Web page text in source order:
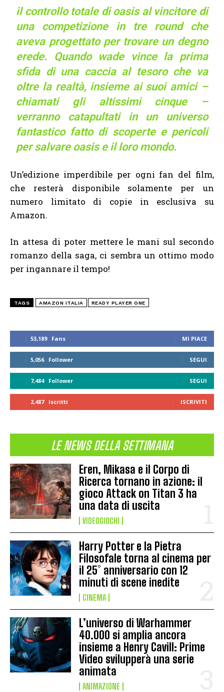
53,189 Fans MI PIACE
5,056 Follower SEGUI
7,484 Follower SEGUI
2,487 Iscritti ISCRIVITI
LE NEWS DELLA SETTIMANA
Eren, Mikasa e il Corpo di
Ricerca tornano in azione: il
gioco Attack on Titan 3 ha
una data di uscita
VIDEOGIOCHI
Harry Potter e la Pietra
Filosofale torna al cinema per
il 25° anniversario con 12
minuti di scene inedite
CINEMA
L’universo di Warhammer
40.000 si amplia ancora
insieme a Henry Cavill: Prime
Video svilupperà una serie
animata
ANIMAZIONE
il controllo totale di oasis al vincitore di
una competizione in tre round che
aveva progettato per trovare un degno
erede. Quando wade vince la prima
sfida di una caccia al tesoro che va
oltre la realtà, insieme ai suoi amici –
chiamati gli altissimi cinque –
verranno catapultati in un universo
fantastico fatto di scoperte e pericoli
per salvare oasis e il loro mondo.
Un’edizione imperdibile per ogni fan del film,
che resterà disponibile solamente per un
numero limitato di copie in esclusiva su
Amazon.
In attesa di poter mettere le mani sul secondo
romanzo della saga, ci sembra un ottimo modo
per ingannare il tempo!
TAGS AMAZON ITALIA READY PLAYER ONE